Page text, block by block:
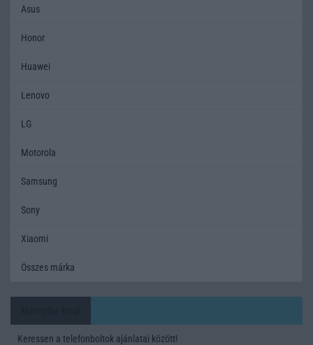
Asus
Honor
Huawei
Lenovo
LG
Motorola
Samsung
Sony
Xiaomi
Összes márka
Keressen a telefonboltok ajánlatai között!